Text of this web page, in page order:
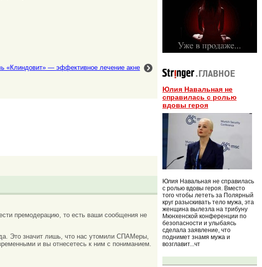
«Клиндовит» — эффективное лечение акне
премодерацию, то есть ваши сообщения не
Это значит лишь, что нас утомили СПАМеры,
и вы отнесетесь к ним с пониманием.
Юлия Навальная не
справилась с ролью
вдовы героя
Юлия Навальная не справилась
с ролью вдовы героя. Вместо
того чтобы лететь за Полярный
круг разыскивать тело мужа, эта
женщина вылезла на трибуну
Мюнхенской конференции по
безопасности и улыбаясь
сделала заявление, что
поднимет знамя мужа и
возглавит...чт